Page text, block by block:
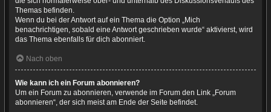
Themas befinden.
Wenn du bei der Antwort auf ein Thema die Option „Mich
benachrichtigen, sobald eine Antwort geschrieben wurde“ aktivierst, wird
das Thema ebenfalls für dich abonniert.
Nach oben
Wie kann ich ein Forum abonnieren?
Um ein Forum zu abonnieren, verwende im Forum den Link „Forum
abonnieren“, der sich meist am Ende der Seite befindet.